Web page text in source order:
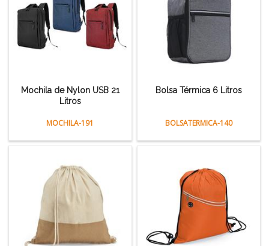
Mochila de Nylon USB 21
Litros
MOCHILA-191
Bolsa Térmica 6 Litros
BOLSATERMICA-140